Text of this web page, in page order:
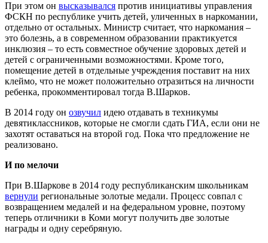
При этом он высказывался против инициативы управления
ФСКН по республике учить детей, уличенных в наркомании,
отдельно от остальных. Министр считает, что наркомания –
это болезнь, а в современном образовании практикуется
инклюзия – то есть совместное обучение здоровых детей и
детей с ограниченными возможностями. Кроме того,
помещение детей в отдельные учреждения поставит на них
клеймо, что не может положительно отразиться на личности
ребенка, прокомментировал тогда В.Шарков.
В 2014 году он озвучил идею отдавать в техникумы
девятиклассников, которые не смогли сдать ГИА, если они не
захотят оставаться на второй год. Пока что предложение не
реализовано.
И по мелочи
При В.Шаркове в 2014 году республиканским школьникам
вернули региональные золотые медали. Процесс совпал с
возвращением медалей и на федеральном уровне, поэтому
теперь отличники в Коми могут получить две золотые
награды и одну серебряную.